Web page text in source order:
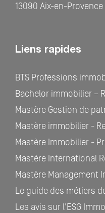
13090 Aix-en-Provence
Liens rapides
BTS Professions
Bachelor immobilier –
Mastère Gestion de
Mastère immobilier -
Mastère Immobilier -
Mastère International
Mastère Management
Le guide des métiers
Les avis sur l'ESG